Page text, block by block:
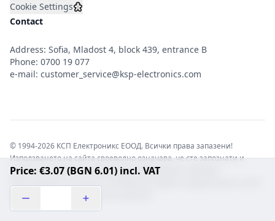
Price: €3.07 (BGN 6.01) incl. VAT
Cookie Settings
Contact
Address: Sofia, Mladost 4, block 439, entrance B
Phone: 0700 19 077
e-mail: customer_service@ksp-electronics.com
© 1994-2026 КСП Електроникс ЕООД. Всички права запазени!
Използването на сайта своеволно означава, че сте запознати и
съгласни с правната информация обвързваща софтуера.
отговорност с цялата сила на закона!b